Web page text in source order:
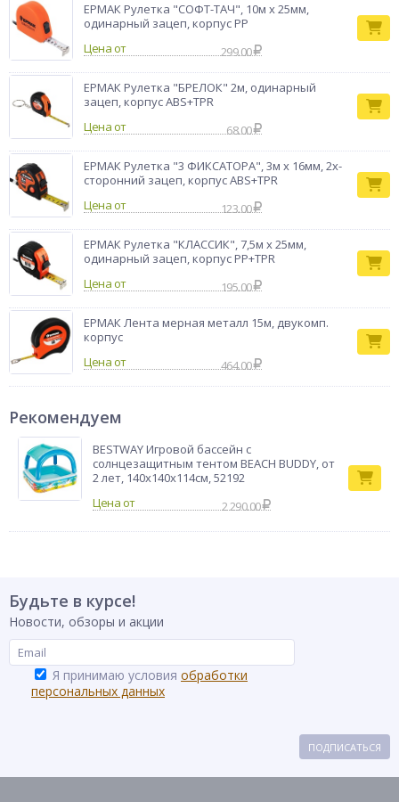
ЕРМАК Рулетка "СОФТ-ТАЧ", 10м х 25мм,
одинарный зацеп, корпус PP
Цена от
299.00
ЕРМАК Рулетка "БРЕЛОК" 2м, одинарный
зацеп, корпус ABS+TPR
Цена от
68.00
ЕРМАК Рулетка "3 ФИКСАТОРА", 3м х 16мм, 2х-
сторонний зацеп, корпус ABS+TPR
Цена от
123.00
ЕРМАК Рулетка "КЛАССИК", 7,5м х 25мм,
одинарный зацеп, корпус PP+TPR
Цена от
195.00
ЕРМАК Лента мерная металл 15м, двукомп.
корпус
Цена от
464.00
Рекомендуем
BESTWAY Игровой бассейн с
солнцезащитным тентом BEACH BUDDY, от
2 лет, 140х140х114см, 52192
2 290.00
Будьте в курсе!
Новости, обзоры и акции
Я принимаю условия обработки
персональных данных
ПОДПИСАТЬСЯ